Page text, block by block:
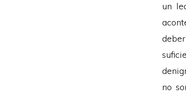
un
no